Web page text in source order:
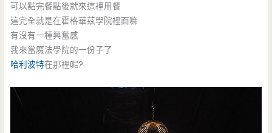
可以點完餐點後就來這裡用餐
這完全就是在霍格華茲學院裡面嘛
有沒有一種興奮感
我來當魔法學院的一份子了
哈利波特在那裡呢?